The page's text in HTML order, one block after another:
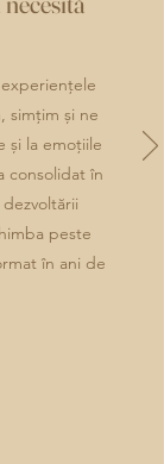
simțim și ne
și la emoțiile
consolidat în
peste
în ani de